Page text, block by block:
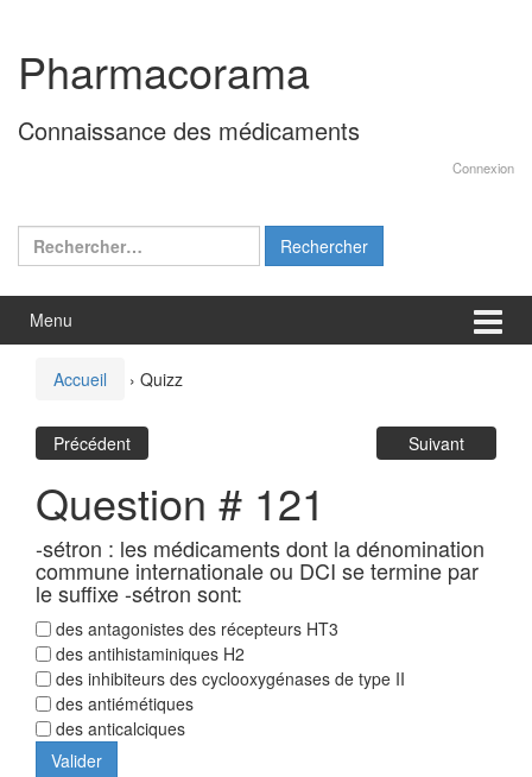
contenu
menu
principal
Pharmacorama
Connaissance des médicaments
Connexion
Rechercher :
Menu
Accueil › Quizz
Précédent Suivant
Question # 121
-sétron : les médicaments dont la dénomination
commune internationale ou DCI se termine par
le suffixe -sétron sont:
des antagonistes des récepteurs HT3
des antihistaminiques H2
des inhibiteurs des cyclooxygénases de type II
des antiémétiques
des anticalciques